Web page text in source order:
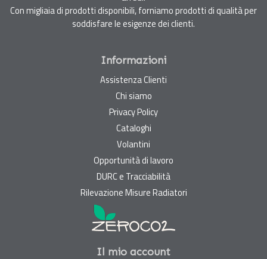
Con migliaia di prodotti disponibili, forniamo prodotti di qualità per
soddisfare le esigenze dei clienti.
Informazioni
Assistenza Clienti
Chi siamo
Privacy Policy
Cataloghi
Volantini
Opportunità di lavoro
DURC e Tracciabilità
Rilevazione Misure Radiatori
Il mio account